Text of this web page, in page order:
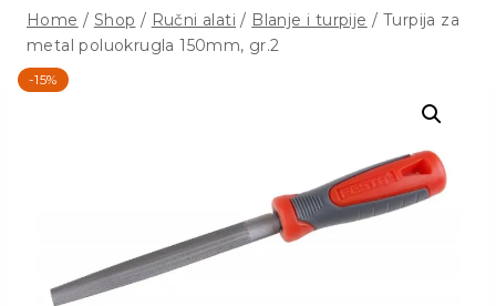
Home / Shop / Ručni alati / Blanje i turpije / Turpija za
metal poluokrugla 150mm, gr.2
-15%